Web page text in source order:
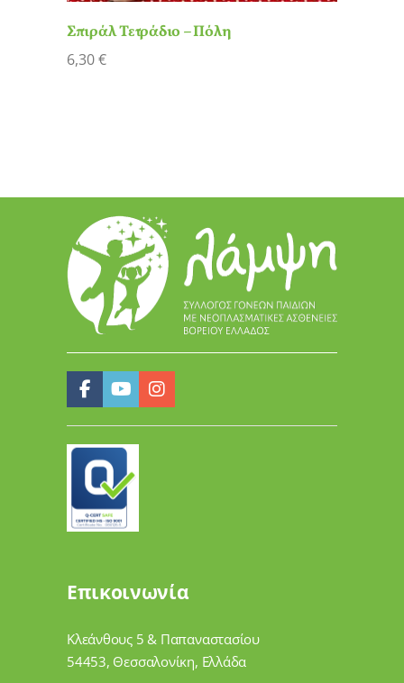
Σπιράλ Τετράδιο – Πόλη
6,30€
Επικοινωνία
Κλεάνθους 5 & Παπαναστασίου
54453, Θεσσαλονίκη, Ελλάδα